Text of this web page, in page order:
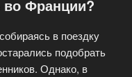
во Франции?
в поездку
подобрать
Однако, в